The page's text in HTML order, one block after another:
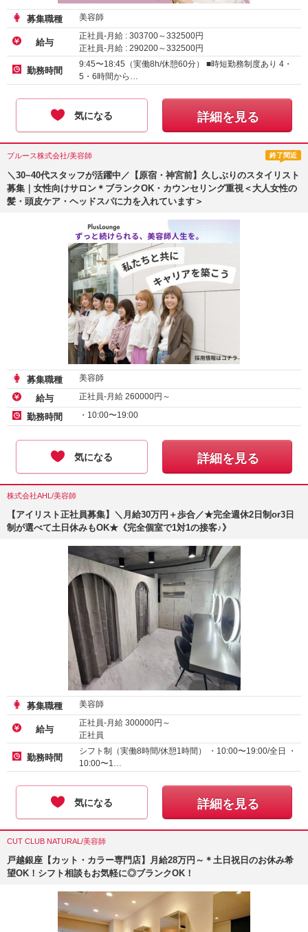
募集職種 美容師
給与
正社員-月給 : 303700～332500円
正社員-月給 : 290200～332500円
正社員-月給 :
285200～332500 円
勤務時間
9:45〜18:45（実働8h/休憩60分） ■時短勤務制度あり 4・
5・6時間から…
気になる 詳細を見る
プルース株式会社/美容師 終了間近
＼30~40代スタッフが活躍中／【原宿・神宮前】久しぶりのスタイリスト
募集｜女性向けサロン＊ブランクOK・カウンセリング重視＜大人女性の
髪・頭皮ケア・ヘッドスパに力を入れています＞
募集職種 美容師
給与 正社員-月給 260000円～
勤務時間 ・10:00〜19:00
気になる 詳細を見る
株式会社AHL/美容師
【アイリスト正社員募集】＼月給30万円＋歩合／★完全週休2日制or3日
制が選べて土日休みもOK★《完全個室で1対1の接客♪》
募集職種 美容師
給与
正社員-月給 300000円～
正社員
勤務時間
シフト制（実働8時間/休憩1時間） ・10:00〜19:00/全日 ・
10:00〜1…
気になる 詳細を見る
CUT CLUB NATURAL/美容師
戸越銀座【カット・カラー専門店】月給28万円～＊土日祝日のお休み希
望OK！シフト相談もお気軽に◎ブランクOK！